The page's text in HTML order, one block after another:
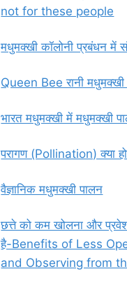
not for these people
मधुमक्खी कॉलोनी प्रबंधन में
Queen Bee रानी मधुमक्खी
भारत मधुमक्खी में मधुमक्खी
परागण (Pollination) क्या
वैज्ञानिक मधुमक्खी पालन
छत्ते को कम खोलना और
है-Benefits of Less
and Observing from